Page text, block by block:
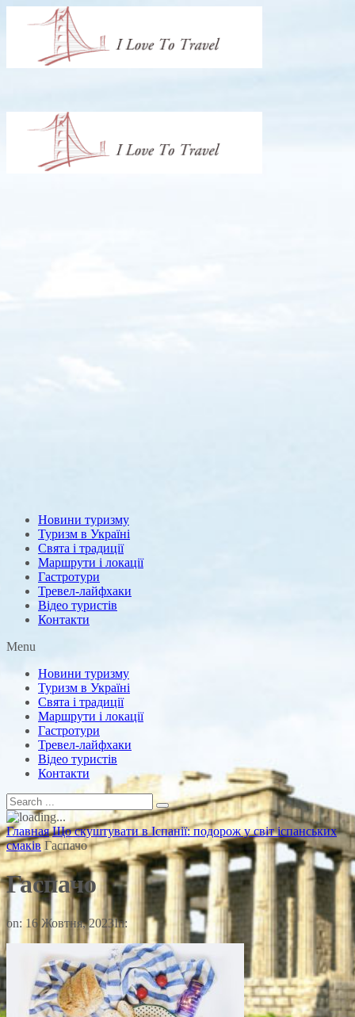
Новини туризму
Туризм в Україні
Свята і традиції
Маршрути і локації
Гастротури
Тревел-лайфхаки
Відео туристів
Контакти
Menu
Новини туризму
Туризм в Україні
Свята і традиції
Маршрути і локації
Гастротури
Тревел-лайфхаки
Відео туристів
Контакти
Главная Що скуштувати в Іспанії: подорож у світ іспанських
смаків Гаспачо
Гаспачо
on: 16 Жовтня, 2023In: